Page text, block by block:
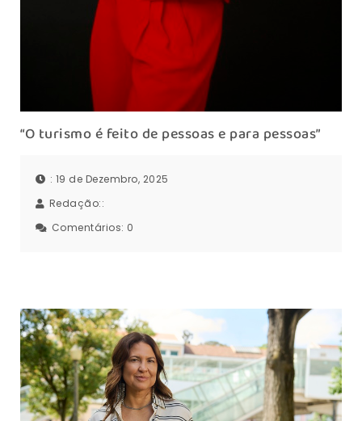
“O turismo é feito de pessoas e para pessoas”
: 19 de Dezembro, 2025
Redação::
Comentários: 0